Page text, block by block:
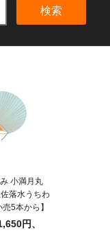
検索
小満月丸
落水うちわ
5本から】
円、